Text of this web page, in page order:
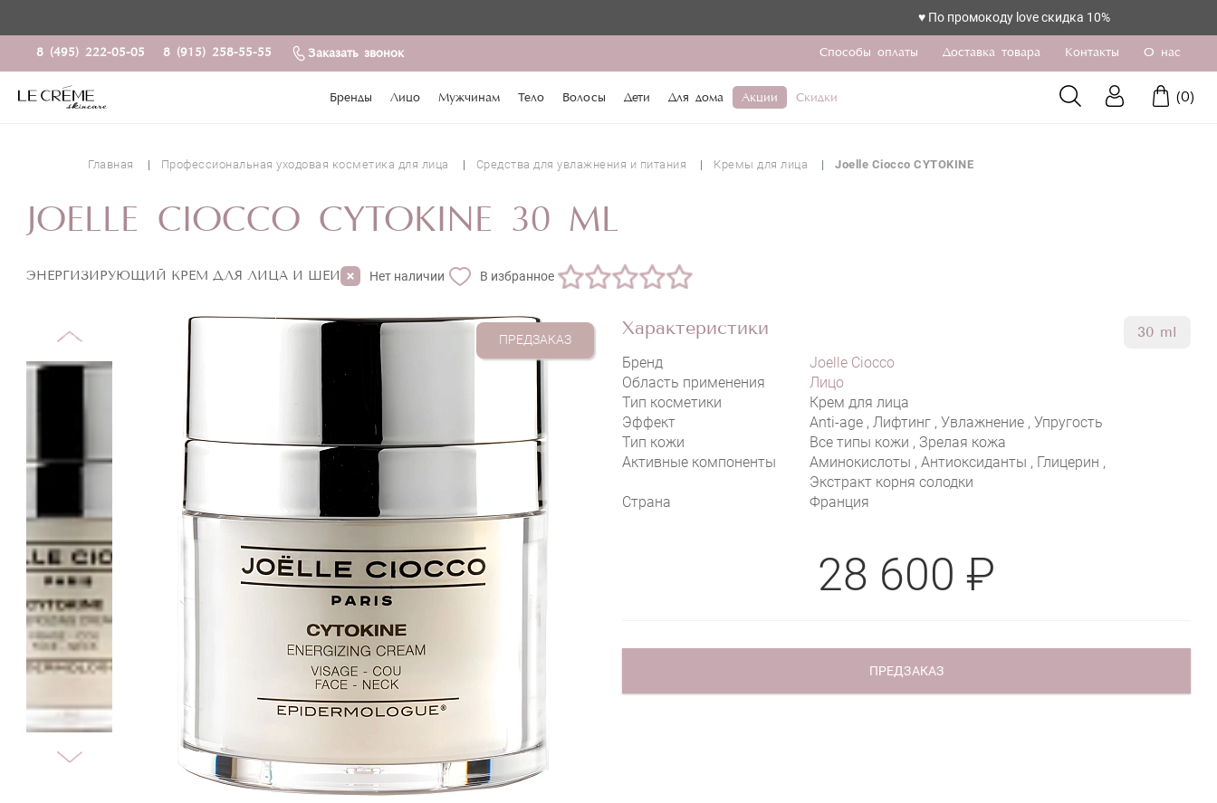
♥️ По промокоду love скидка 10%
8 (495) 222-05-05 8 (915) 258-55-55 Заказать звонок Способы оплаты Доставка товара Контакты О нас
Бренды Лицо Мужчинам Тело Волосы Дети Для дома Акции Скидки (0)
Главная Профессиональная уходовая косметика для лица Средства для увлажнения и питания Кремы для лица Joelle Ciocco CYTOKINE
JOELLE CIOCCO CYTOKINE 30 ML
ЭНЕРГИЗИРУЮЩИЙ КРЕМ ДЛЯ ЛИЦА И ШЕИ Нет наличии В избранное
ПРЕДЗАКАЗ
Характеристики
30 ml
Бренд
Joelle Ciocco
Область применения
Лицо
Тип косметики
Крем для лица
Эффект
Anti-age , Лифтинг , Увлажнение , Упругость
Тип кожи
Все типы кожи , Зрелая кожа
Активные компоненты
Аминокислоты , Антиоксиданты , Глицерин ,
Экстракт корня солодки
Страна
Франция
28 600 ₽
ПРЕДЗАКАЗ